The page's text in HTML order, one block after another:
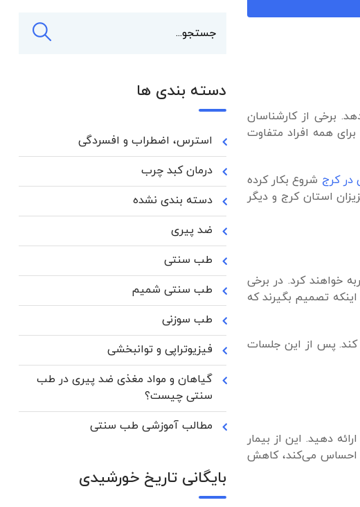
برخی از کارشناسان
همه افراد متفاوت
در کرج شروع بکار کرده
استان کرج و دیگر
از افراد پس از 1 تا 2 جلسه فواید آن را تجربه خواهند کرد. در برخی
از متخصصان طب سوزنی توصیه می‌کنند که حداقل 5 جلسه قبل از اینکه تصمیم بگیرند که
کند. پس از این جلسات
دهید. این از بیمار
احساس می‌کند، کاهش
دسته بندی ها
استرس، اضطراب و افسردگی
درمان کبد چرب
دسته بندی نشده
ضد پیری
طب سنتی
طب سنتی شمیم
طب سوزنی
فیزیوتراپی و توانبخشی
گیاهان و مواد مغذی ضد پیری در طب
سنتی چیست؟
مطالب آموزشی طب سنتی
بایگانی تاریخ خورشیدی